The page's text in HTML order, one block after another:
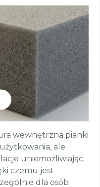
wewnętrzna pianki
ale
uniemożliwiając
czemu jest
dla osób